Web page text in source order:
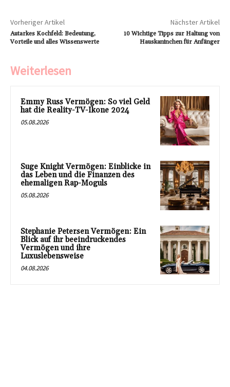
Vorheriger Artikel
Autarkes Kochfeld: Bedeutung,
Vorteile und alles Wissenswerte
Nächster Artikel
10 Wichtige Tipps zur Haltung von
Hauskaninchen für Anfänger
Weiterlesen
Emmy Russ Vermögen: So viel Geld
hat die Reality-TV-Ikone 2024
05.08.2026
Suge Knight Vermögen: Einblicke in
das Leben und die Finanzen des
ehemaligen Rap-Moguls
05.08.2026
Stephanie Petersen Vermögen: Ein
Blick auf ihr beeindruckendes
Vermögen und ihre
Luxuslebensweise
04.08.2026